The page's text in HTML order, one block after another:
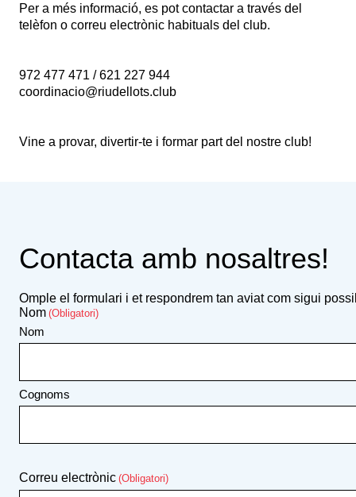
Per a més informació, es pot contactar a través del
telèfon o correu electrònic habituals del club.
972 477 471 / 621 227 944
coordinacio@riudellots.club
Vine a provar, divertir-te i formar part del nostre club!
Contacta amb nosaltres!
Omple el formulari i et respondrem tan aviat com sigui
Nom (Obligatori)
Nom
Cognoms
Correu electrònic (Obligatori)